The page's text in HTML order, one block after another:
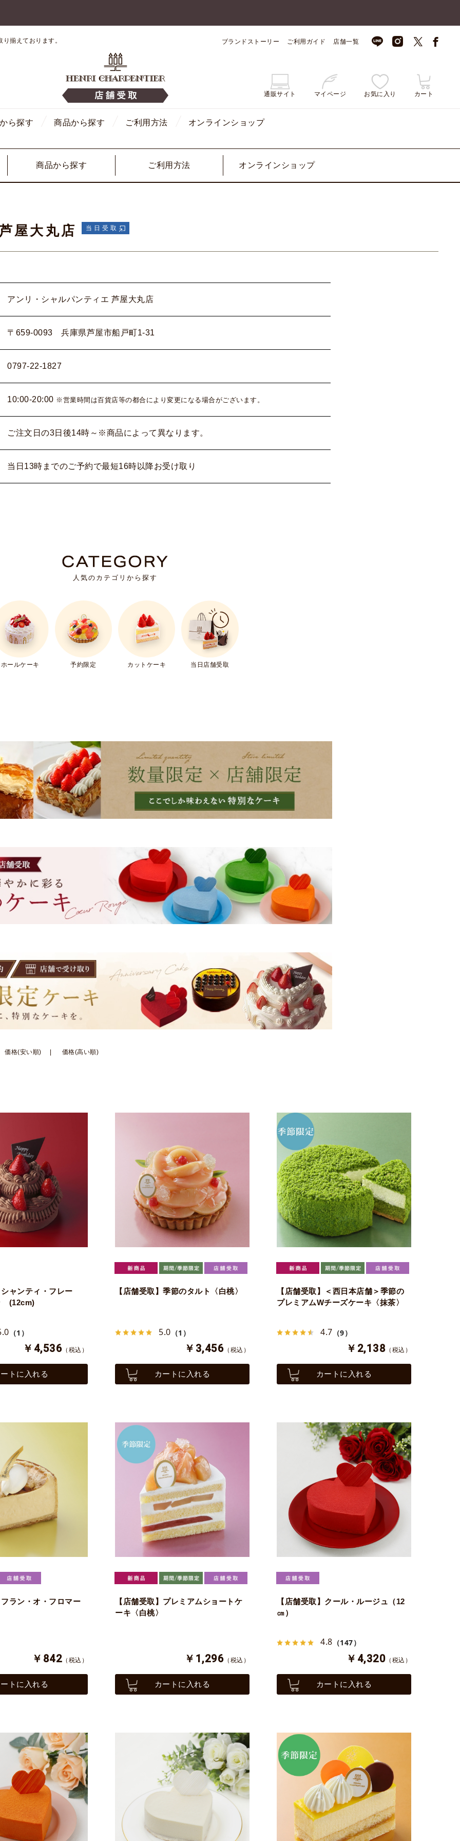
揃えております。 ブランドストーリー ご利用ガイド 店舗一覧
通販サイト マイページ お気に入り カート
ら探す 商品から探す ご利用方法 オンラインショップ
商品から探す ご利用方法 オンラインショップ
屋大丸店 当日受取
アンリ・シャルパンティエ 芦屋大丸店
〒659-0093 兵庫県芦屋市船戸町1-31
0797-22-1827
10:00-20:00 ※営業時間は百貨店等の都合により変更になる場合がございます。
ご注文日の3日後14時～※商品によって異なります。
当日13時までのご予約で最短16時以降お受け取り
人気のカテゴリから探す
ホールケーキ 予約限定 カットケーキ 当日店舗受取
価格(安い順) 価格(高い順)
シャンティ・フレー
(12cm)
（1）
￥4,536 （税込）
ートに入れる
【店舗受取】季節のタルト〈白桃〉
5.0 （1）
￥3,456 （税込）
カートに入れる
【店舗受取】＜西日本店舗＞季節の
プレミアムWチーズケーキ〈抹茶〉
4.7 （9）
￥2,138 （税込）
カートに入れる
フラン・オ・フロマー
￥842 （税込）
ートに入れる
【店舗受取】プレミアムショートケ
ーキ〈白桃〉
￥1,296 （税込）
カートに入れる
【店舗受取】クール・ルージュ（12
㎝）
4.8 （147）
￥4,320 （税込）
カートに入れる